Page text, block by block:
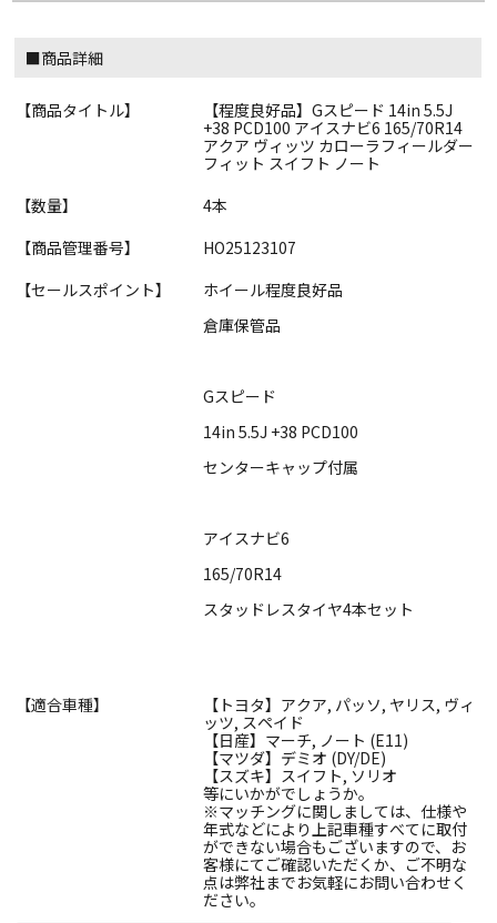
■商品詳細
【商品タイトル】
【程度良好品】Gスピード 14in 5.5J
+38 PCD100 アイスナビ6 165/70R14
アクア ヴィッツ カローラフィールダー
フィット スイフト ノート
【数量】
4本
【商品管理番号】
HO25123107
【セールスポイント】
ホイール程度良好品
倉庫保管品
Gスピード
14in 5.5J +38 PCD100
センターキャップ付属
アイスナビ6
165/70R14
スタッドレスタイヤ4本セット
【適合車種】
【トヨタ】アクア, パッソ, ヤリス, ヴィ
ッツ, スペイド
【日産】マーチ, ノート (E11)
【マツダ】デミオ (DY/DE)
【スズキ】スイフト, ソリオ
等にいかがでしょうか。
※マッチングに関しましては、仕様や
年式などにより上記車種すべてに取付
ができない場合もございますので、お
客様にてご確認いただくか、ご不明な
点は弊社までお気軽にお問い合わせく
ださい。